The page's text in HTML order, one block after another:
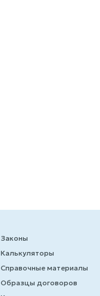
Законы
Калькуляторы
Справочные материалы
Образцы договоров